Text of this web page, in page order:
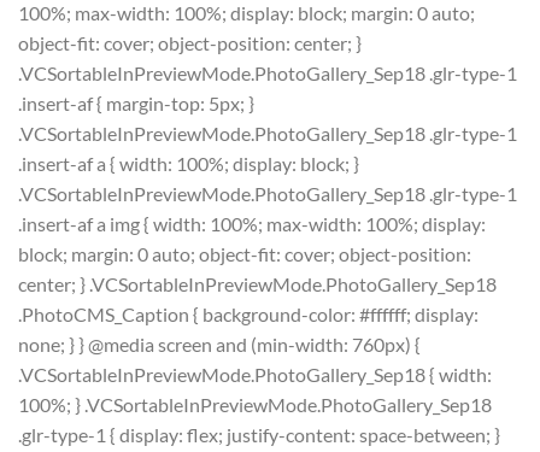
100%; max-width: 100%; display: block; margin: 0 auto;
object-fit: cover; object-position: center; }
.VCSortableInPreviewMode.PhotoGallery_Sep18 .glr-type-1
.insert-af { margin-top: 5px; }
.VCSortableInPreviewMode.PhotoGallery_Sep18 .glr-type-1
.insert-af a { width: 100%; display: block; }
.VCSortableInPreviewMode.PhotoGallery_Sep18 .glr-type-1
.insert-af a img { width: 100%; max-width: 100%; display:
block; margin: 0 auto; object-fit: cover; object-position:
center; } .VCSortableInPreviewMode.PhotoGallery_Sep18
.PhotoCMS_Caption { background-color: #ffffff; display:
none; } } @media screen and (min-width: 760px) {
.VCSortableInPreviewMode.PhotoGallery_Sep18 { width:
100%; } .VCSortableInPreviewMode.PhotoGallery_Sep18
.glr-type-1 { display: flex; justify-content: space-between; }